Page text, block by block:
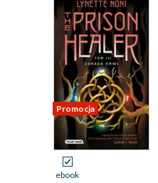
Promocja
ebook